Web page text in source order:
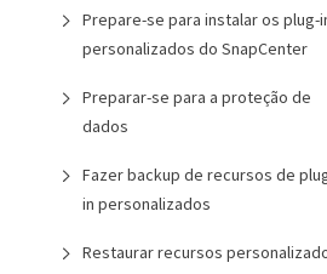
Prepare-se para instalar os plug-
personalizados do SnapCenter
Preparar-se para a proteção de
dados
Fazer backup de recursos de
in personalizados
Restaurar recursos